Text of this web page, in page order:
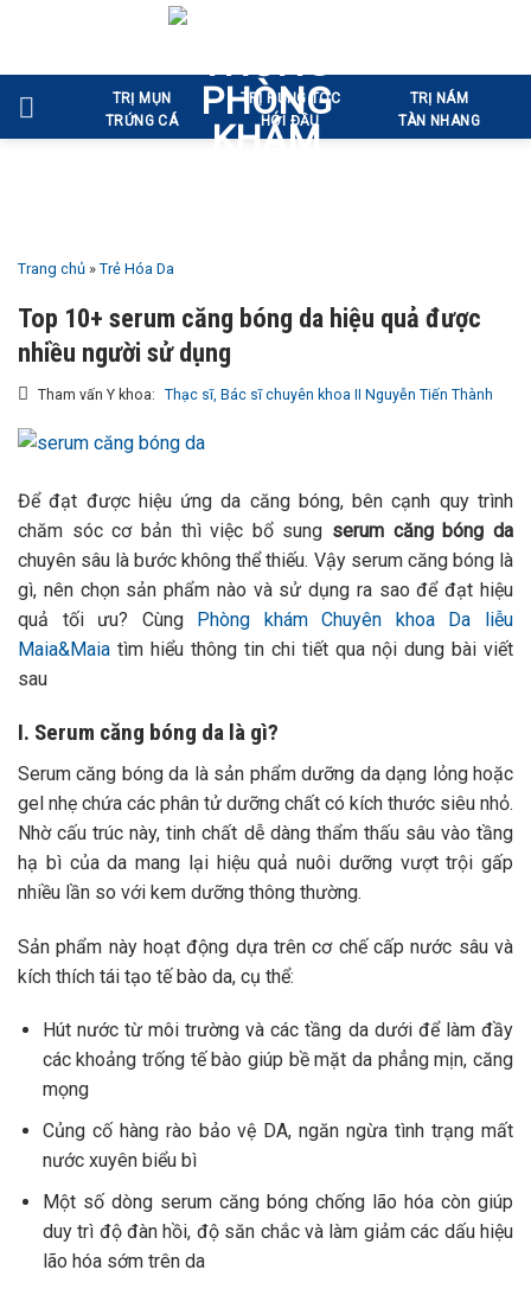
nội
dung
TRỊ MỤN
TRỨNG CÁ
TRỊ RỤNG TÓC
HÓI ĐẦU
TRỊ NÁM
TÀN NHANG
Trang chủ » Trẻ Hóa Da
Top 10+ serum căng bóng da hiệu quả được
nhiều người sử dụng
Tham vấn Y khoa: Thạc sĩ, Bác sĩ chuyên khoa II Nguyễn Tiến Thành
Để đạt được hiệu ứng da căng bóng, bên cạnh quy trình
chăm sóc cơ bản thì việc bổ sung serum căng bóng da
chuyên sâu là bước không thể thiếu. Vậy serum căng bóng là
gì, nên chọn sản phẩm nào và sử dụng ra sao để đạt hiệu
quả tối ưu? Cùng
Phòng khám Chuyên khoa Da liễu
Maia&Maia tìm hiểu thông tin chi tiết qua nội dung bài viết
sau
I. Serum căng bóng da là gì?
Serum căng bóng da là sản phẩm dưỡng da dạng lỏng hoặc
gel nhẹ chứa các phân tử dưỡng chất có kích thước siêu nhỏ.
Nhờ cấu trúc này, tinh chất dễ dàng thẩm thấu sâu vào tầng
hạ bì của da mang lại hiệu quả nuôi dưỡng vượt trội gấp
nhiều lần so với kem dưỡng thông thường.
Sản phẩm này hoạt động dựa trên cơ chế cấp nước sâu và
kích thích tái tạo tế bào da, cụ thể:
Hút nước từ môi trường và các tầng da dưới để làm đầy
các khoảng trống tế bào giúp bề mặt da phẳng mịn, căng
mọng
Củng cố hàng rào bảo vệ DA, ngăn ngừa tình trạng mất
nước xuyên biểu bì
Một số dòng serum căng bóng chống lão hóa còn giúp
duy trì độ đàn hồi, độ săn chắc và làm giảm các dấu hiệu
lão hóa sớm trên da